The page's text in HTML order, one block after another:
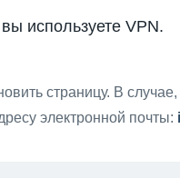
используете VPN.
страницу. В
электронной почты: